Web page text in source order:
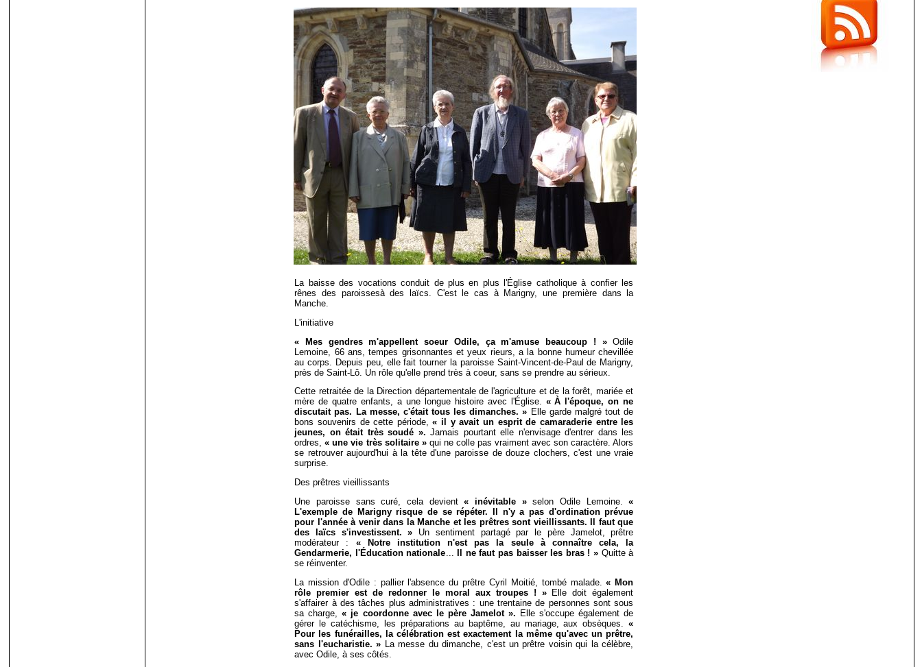
La baisse des vocations conduit de plus en plus l'Église catholique à confier les
rênes des paroissesà des laïcs. C'est le cas à Marigny, une première dans la
Manche.
L'initiative
« Mes gendres m'appellent soeur Odile, ça m'amuse beaucoup
! »Odile
Lemoine, 66 ans, tempes grisonnantes et yeux rieurs, a la bonne humeur chevillée
au corps. Depuis peu, elle fait tourner la paroisse Saint-Vincent-de-Paul de Marigny,
près de Saint-Lô. Un rôle qu'elle prend très à coeur, sans se prendre au sérieux.
Cette retraitée de la Direction départementale de l'agriculture et de la forêt, mariée et
mère de quatre enfants, a une longue histoire avec l'Église. « À l'époque, on ne
discutait pas. La messe, c'était tous les dimanches. » Elle garde malgré tout de
bons souvenirs de cette période, « il y avait un esprit de camaraderie entre les
jeunes, on était très soudé ».Jamais pourtant elle n'envisage d'entrer dans les
ordres, « une vie très solitaire » qui ne colle pas vraiment avec son caractère. Alors
se retrouver aujourd'hui à la tête d'une paroisse de douze clochers, c'est une vraie
surprise.
Des prêtres vieillissants
Une paroisse sans curé, cela devient« inévitable »selon Odile Lemoine.
«
L'exemple de Marigny risque de se répéter. Il n'y a pas d'ordination prévue
pour l'année à venir dans la Manche et les prêtres sont vieillissants. Il faut que
des laïcs s'investissent. » Un sentiment partagé par le père Jamelot, prêtre
modérateur : « Notre institution n'est pas la seule à connaître cela, la
Gendarmerie, l'Éducation nationale
Il ne faut pas baisser les bras ! » Quitte à
se réinventer.
La mission d'Odile : pallier l'absence du prêtre Cyril Moitié, tombé malade. « Mon
rôle premier est de redonner le moral aux troupes
! » Elle doit également
s'affairer à des tâches plus administratives : une trentaine de personnes sont sous
sa charge,
« je coordonne avec le père Jamelot ». Elle s'occupe également de
gérer le catéchisme, les préparations au baptême, au mariage, aux obsèques.«
Pour les funérailles, la célébration est exactement la même qu'avec un prêtre,
sans l'eucharistie. » La messe du dimanche, c'est un prêtre voisin qui la célèbre,
avec Odile, à ses côtés.